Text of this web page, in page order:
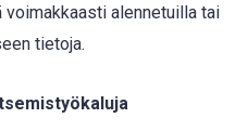
voimakkaasti alennetuilla tai
tietoja.